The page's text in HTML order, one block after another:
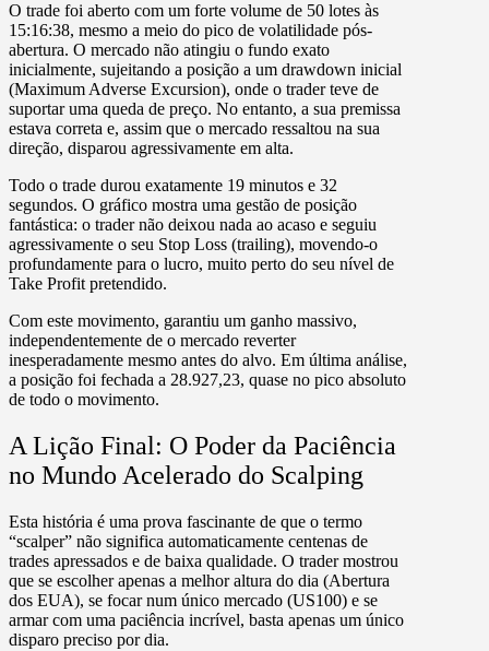
O trade foi aberto com um forte volume de 50 lotes às
15:16:38, mesmo a meio do pico de volatilidade pós-
abertura. O mercado não atingiu o fundo exato
inicialmente, sujeitando a posição a um drawdown inicial
(Maximum Adverse Excursion), onde o trader teve de
suportar uma queda de preço. No entanto, a sua premissa
estava correta e, assim que o mercado ressaltou na sua
direção, disparou agressivamente em alta.
Todo o trade durou exatamente 19 minutos e 32
segundos. O gráfico mostra uma gestão de posição
fantástica: o trader não deixou nada ao acaso e seguiu
agressivamente o seu Stop Loss (trailing), movendo-o
profundamente para o lucro, muito perto do seu nível de
Take Profit pretendido.
Com este movimento, garantiu um ganho massivo,
independentemente de o mercado reverter
inesperadamente mesmo antes do alvo. Em última análise,
a posição foi fechada a 28.927,23, quase no pico absoluto
de todo o movimento.
A Lição Final: O Poder da Paciência
no Mundo Acelerado do Scalping
Esta história é uma prova fascinante de que o termo
“scalper” não significa automaticamente centenas de
trades apressados e de baixa qualidade. O trader mostrou
que se escolher apenas a melhor altura do dia (Abertura
dos EUA), se focar num único mercado (US100) e se
armar com uma paciência incrível, basta apenas um único
disparo preciso por dia.